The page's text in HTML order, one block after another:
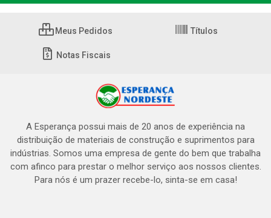
Meus Pedidos Títulos
Notas Fiscais
A Esperança possui mais de 20 anos de experiência na
distribuição de materiais de construção e suprimentos para
indústrias. Somos uma empresa de gente do bem que trabalha
com afinco para prestar o melhor serviço aos nossos clientes.
Para nós é um prazer recebe-lo, sinta-se em casa!